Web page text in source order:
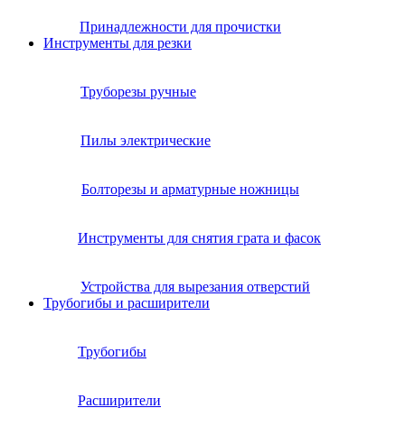
Принадлежности для прочистки
Инструменты для резки
Труборезы ручные
Пилы электрические
Болторезы и арматурные ножницы
Инструменты для снятия грата и фасок
Устройства для вырезания отверстий
Трубогибы и расширители
Трубогибы
Расширители